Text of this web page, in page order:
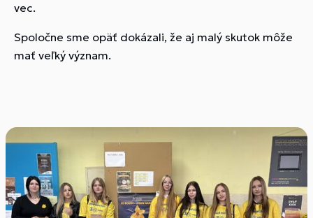
vec.
Spoločne sme opäť dokázali, že aj malý skutok môže
mať veľký význam.